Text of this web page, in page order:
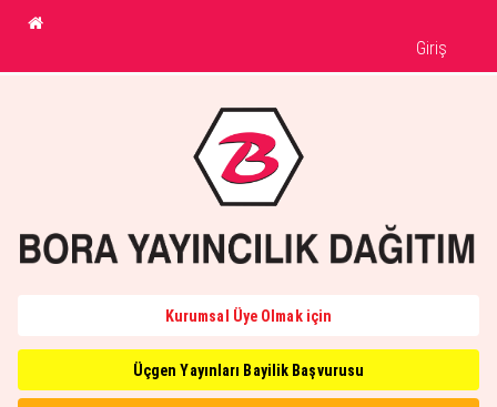
Giriş
Kurumsal Üye Olmak için
Üçgen Yayınları Bayilik Başvurusu